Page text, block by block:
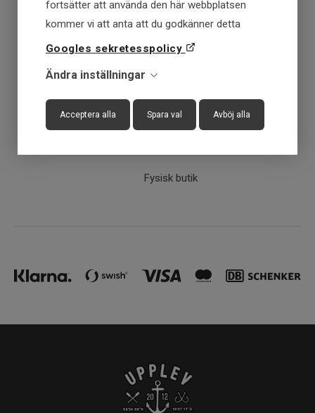
fortsätter att använda den här webbplatsen
kommer vi att anta att du godkänner detta
Googles sekretesspolicy
Ändra inställningar
Acceptera alla Spara val Avböj alla
Fraktfritt över 699 kr
Få först - Betala senare
Snabba leveranser
Fysisk butik